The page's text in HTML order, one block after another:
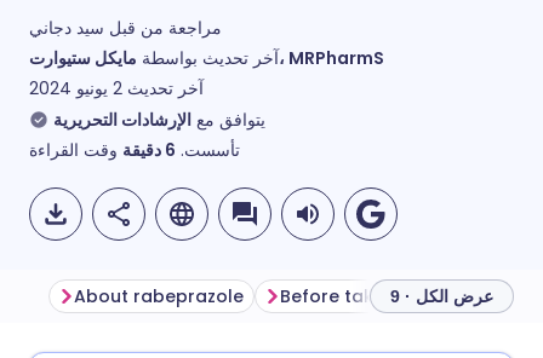
مراجعة من قبل سيد دجاني
آخر تحديث بواسطةمايكل ستيوارت، MRPharmS
آخر تحديث 2 يونيو 2024
يتوافق مع الإرشادات التحريرية
تأسست. 6 دقيقة وقت القراءة
About rabeprazole Before taking rabeprazole
عرض الكل · 9